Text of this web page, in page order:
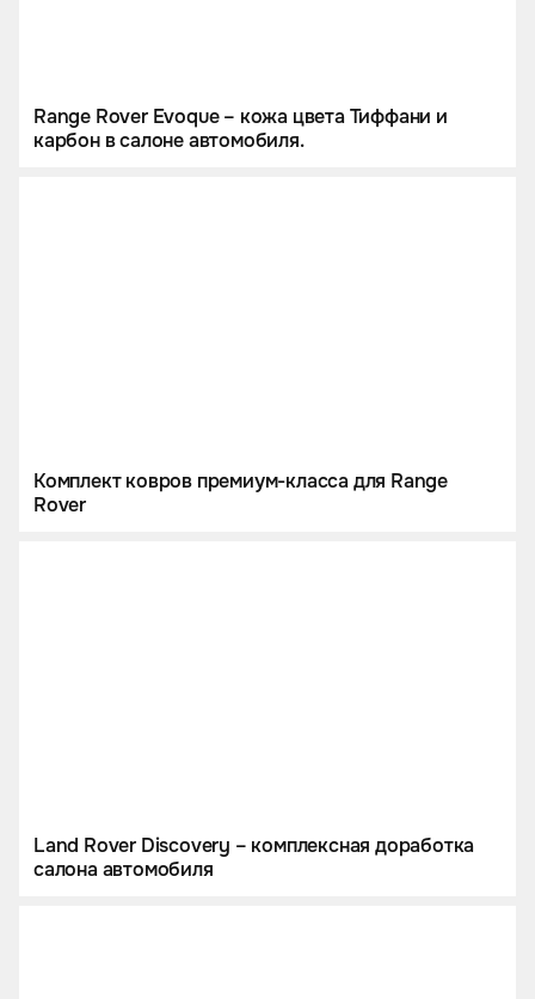
Range Rover Evoque – кожа цвета Тиффани и
карбон в салоне автомобиля.
Комплект ковров премиум-класса для Range
Rover
Land Rover Discovery – комплексная доработка
салона автомобиля